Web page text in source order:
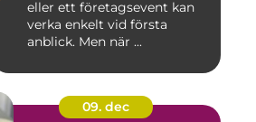
eller ett företagsevent kan
verka enkelt vid första
anblick. Men när ...
09. dec